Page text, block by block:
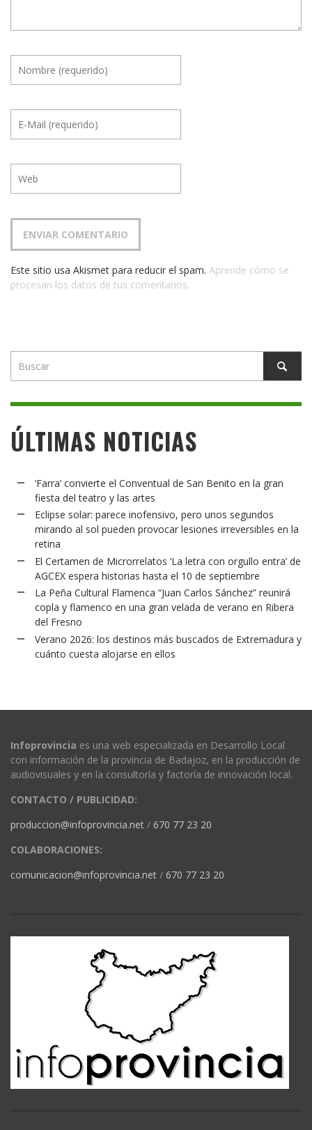
Este sitio usa Akismet para reducir el spam. Aprende cómo se
procesan los datos de tus comentarios.
ÚLTIMAS NOTICIAS
‘Farra’ convierte el Conventual de San Benito en la gran
fiesta del teatro y las artes
Eclipse solar: parece inofensivo, pero unos segundos
mirando al sol pueden provocar lesiones irreversibles en la
retina
El Certamen de Microrrelatos ‘La letra con orgullo entra’ de
AGCEX espera historias hasta el 10 de septiembre
La Peña Cultural Flamenca “Juan Carlos Sánchez” reunirá
copla y flamenco en una gran velada de verano en Ribera
del Fresno
Verano 2026: los destinos más buscados de Extremadura y
cuánto cuesta alojarse en ellos
Infoprovincia es una web especializada en Desarrollo Local
con información de la provincia de Badajoz, en la producción de
audiovisuales y en la consultoría y factoría de innovación local.
CONTACTO / PUBLICIDAD:
produccion@infoprovincia.net / 670 77 23 20
COLABORACIONES:
comunicacion@infoprovincia.net / 670 77 23 20